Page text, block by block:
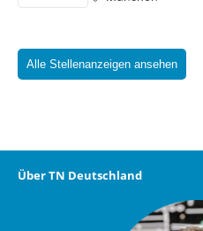
Alle Stellenanzeigen ansehen
Über TN Deutschland